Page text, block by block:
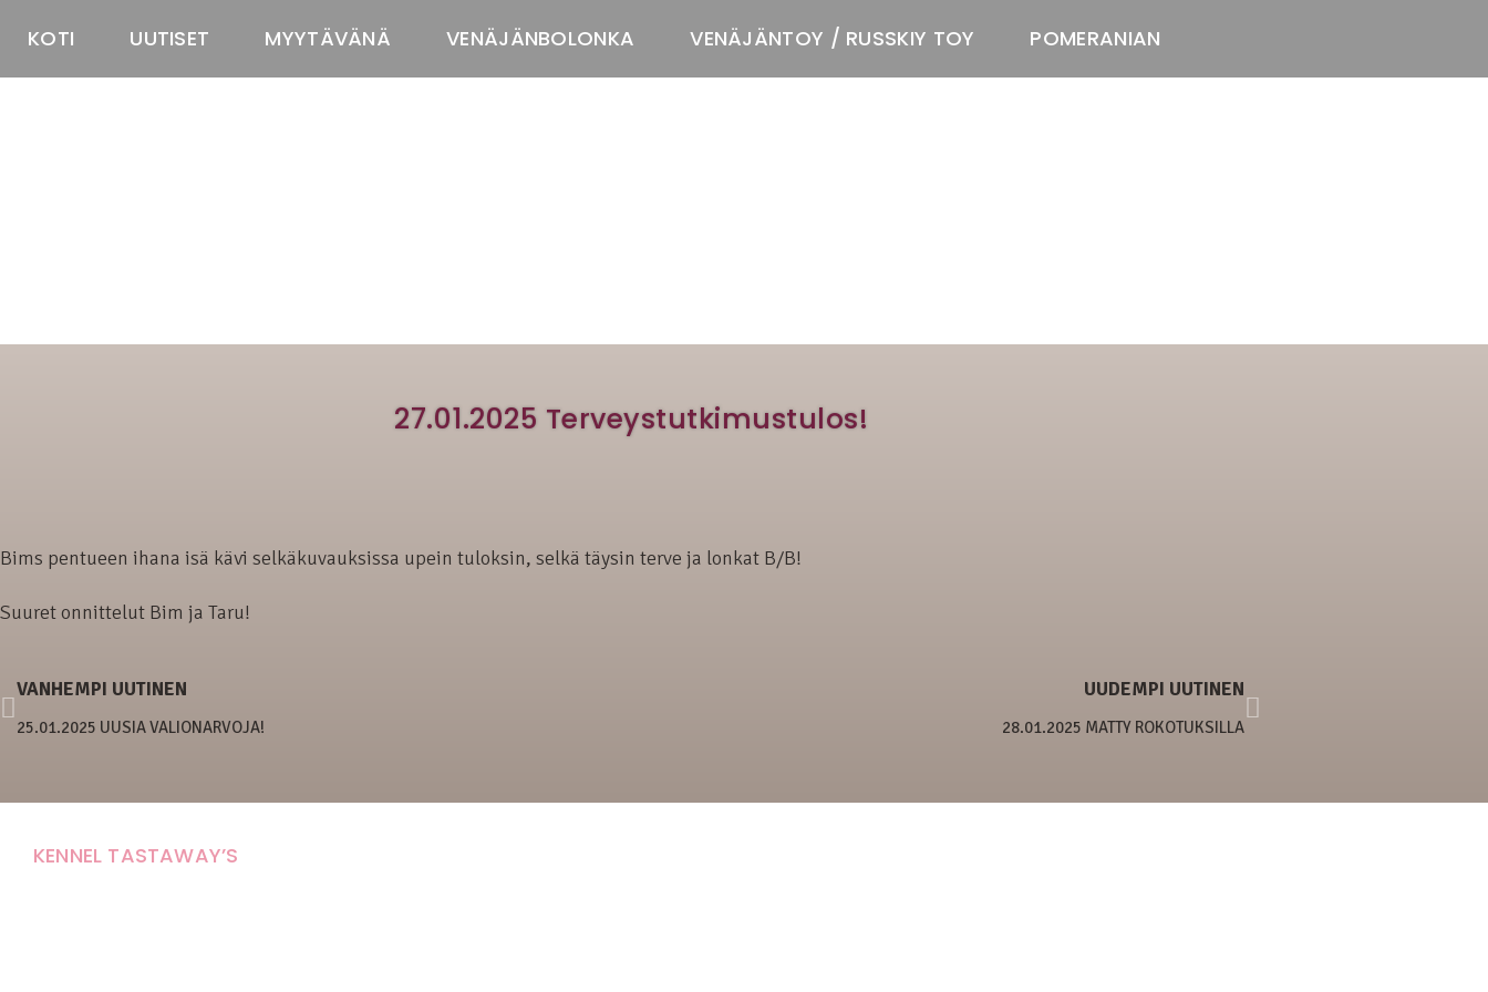
KOTI UUTISET MYYTÄVÄNÄ VENÄJÄNBOLONKA VENÄJÄNTOY / RUSSKIY TOY POMERANIAN
pomeranian
27.01.2025 Terveystutkimustulos!
Bims pentueen ihana isä kävi selkäkuvauksissa upein tuloksin, selkä täysin terve ja lonkat B/B!
Suuret onnittelut Bim ja Taru!
VANHEMPI UUTINEN
25.01.2025 UUSIA VALIONARVOJA!
UUDEMPI UUTINEN
28.01.2025 MATTY ROKOTUKSILLA
KENNEL TASTAWAY’S